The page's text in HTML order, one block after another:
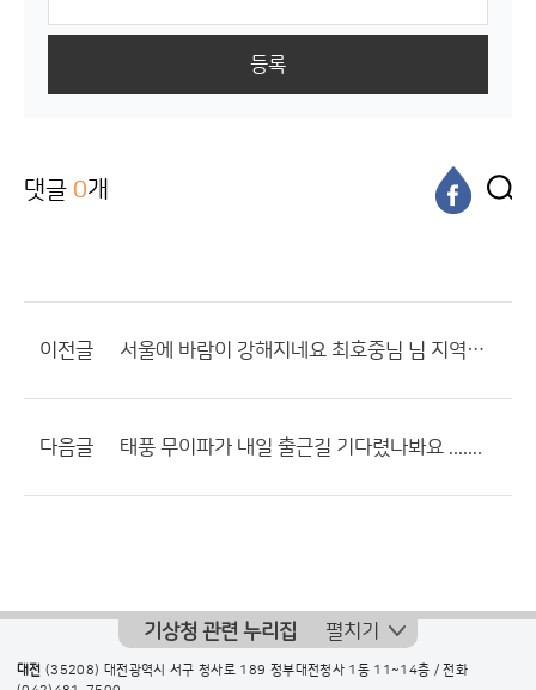
등록
댓글 0개
이전글 서울에 바람이 강해지네요 최호중님 님 지역은 어떠나요?
다음글 태풍 무이파가 내일 출근길 기다렸나봐요 .......
기상청 관련 누리집 펼치기
대전 (35208) 대전광역시 서구 청사로 189 정부대전청사 1동 11~14층 / 전화